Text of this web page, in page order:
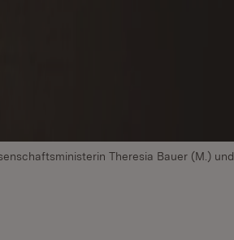
Theresia Bauer (M.) und